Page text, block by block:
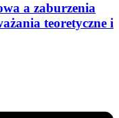
a zaburzenia
teoretyczne i